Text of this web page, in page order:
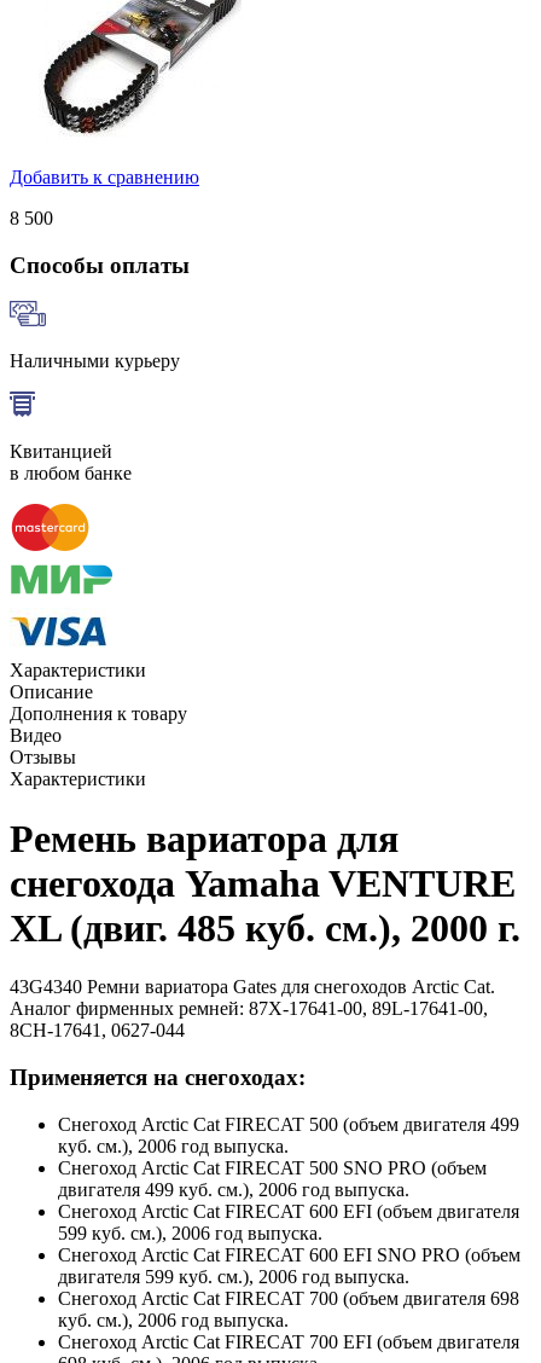
Добавить к сравнению
8 500
Способы оплаты
Наличными курьеру
Квитанцией
в любом банке
Характеристики
Описание
Дополнения к товару
Видео
Отзывы
Характеристики
Ремень вариатора для
снегохода Yamaha VENTURE
XL (двиг. 485 куб. см.), 2000 г.
43G4340 Ремни вариатора Gates для снегоходов Arctic Cat.
Аналог фирменных ремней: 87X-17641-00, 89L-17641-00,
8CH-17641, 0627-044
Применяется на снегоходах:
Снегоход Arctic Cat FIRECAT 500 (объем двигателя 499
куб. см.), 2006 год выпуска.
Снегоход Arctic Cat FIRECAT 500 SNO PRO (объем
двигателя 499 куб. см.), 2006 год выпуска.
Снегоход Arctic Cat FIRECAT 600 EFI (объем двигателя
599 куб. см.), 2006 год выпуска.
Снегоход Arctic Cat FIRECAT 600 EFI SNO PRO (объем
двигателя 599 куб. см.), 2006 год выпуска.
Снегоход Arctic Cat FIRECAT 700 (объем двигателя 698
куб. см.), 2006 год выпуска.
Снегоход Arctic Cat FIRECAT 700 EFI (объем двигателя